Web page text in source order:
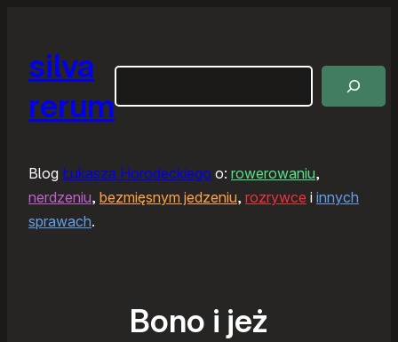
silva
rerum
Blog Łukasza Horodeckiego o: rowerowaniu,
nerdzeniu, bezmięsnym jedzeniu, rozrywce i innych
sprawach.
Bono i jeż